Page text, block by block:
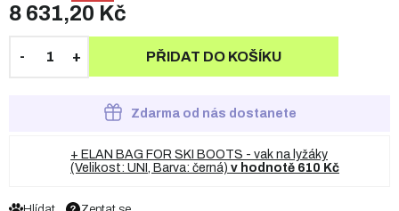
8 631,20 Kč
PŘIDAT DO KOŠÍKU
Zdarma od nás dostanete
+ ELAN BAG FOR SKI BOOTS - vak na lyžáky
(Velikost: UNI, Barva: černá) v hodnotě 610 Kč